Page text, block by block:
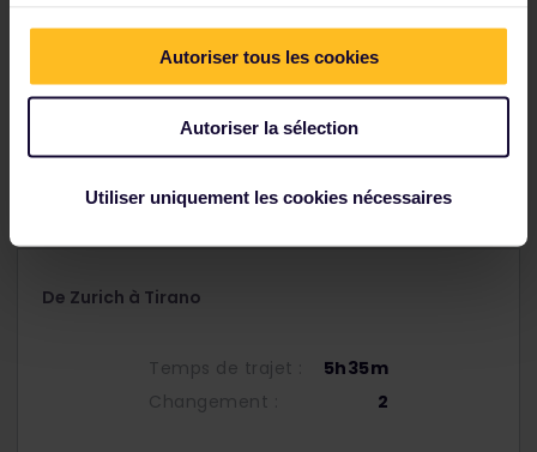
Autoriser tous les cookies
Autoriser la sélection
Utiliser uniquement les cookies nécessaires
De Zurich à Tirano
Temps de trajet :
5h35m
Changement :
2